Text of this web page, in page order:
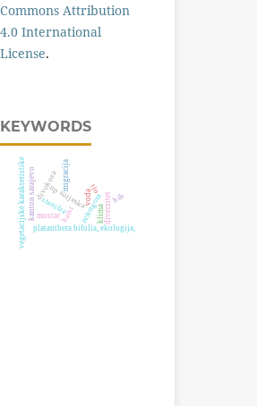
Commons Attribution
4.0 International
License.
KEYWORDS
stanište
divokoza
zelengora
np sutjeska
migracija
platanthera bifolia, ekologija,
karst
tlo
voda
klima
mostar
vegetacijske karakteristike diverzitet
kanton sarajevo bih